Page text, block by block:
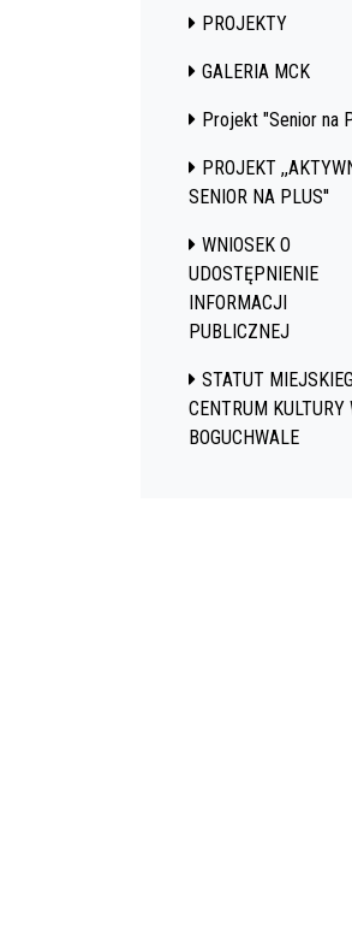
PROJEKTY
GALERIA MCK
Projekt "Senior na
PROJEKT
SENIOR NA PLUS''
WNIOSEK O
UDOSTĘPNIENIE
INFORMACJI
PUBLICZNEJ
STATUT
CENTRUM KULTURY
BOGUCHWALE